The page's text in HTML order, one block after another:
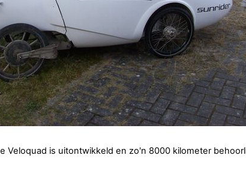
Veloquad is uitontwikkeld en zo'n 8000 kilometer